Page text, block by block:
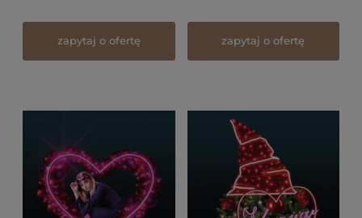
zapytaj o ofertę zapytaj o ofertę